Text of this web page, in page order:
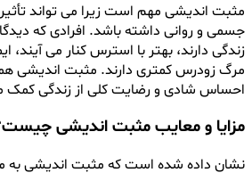
مثبت اندیشی مهم است زیرا می تواند
جسمی و روانی داشته باشد. افرادی که
زندگی دارند، بهتر با استرس کنار می آیند،
مرگ زودرس کمتری دارند. مثبت اندیشی
احساس شادی و رضایت کلی از زندگی کمک
مزایا و معایب مثبت اندیشی
نشان داده شده است که مثبت اندیشی به